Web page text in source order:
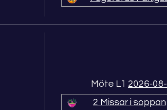
Möte L1 2026-
2 Missar i soppan